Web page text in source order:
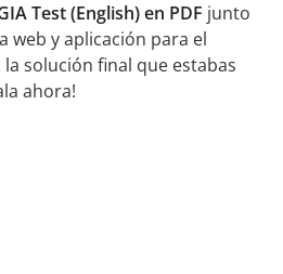
Test (English) en PDF junto
web y aplicación para el
solución final que estabas
ahora!